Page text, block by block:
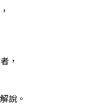
，
說。